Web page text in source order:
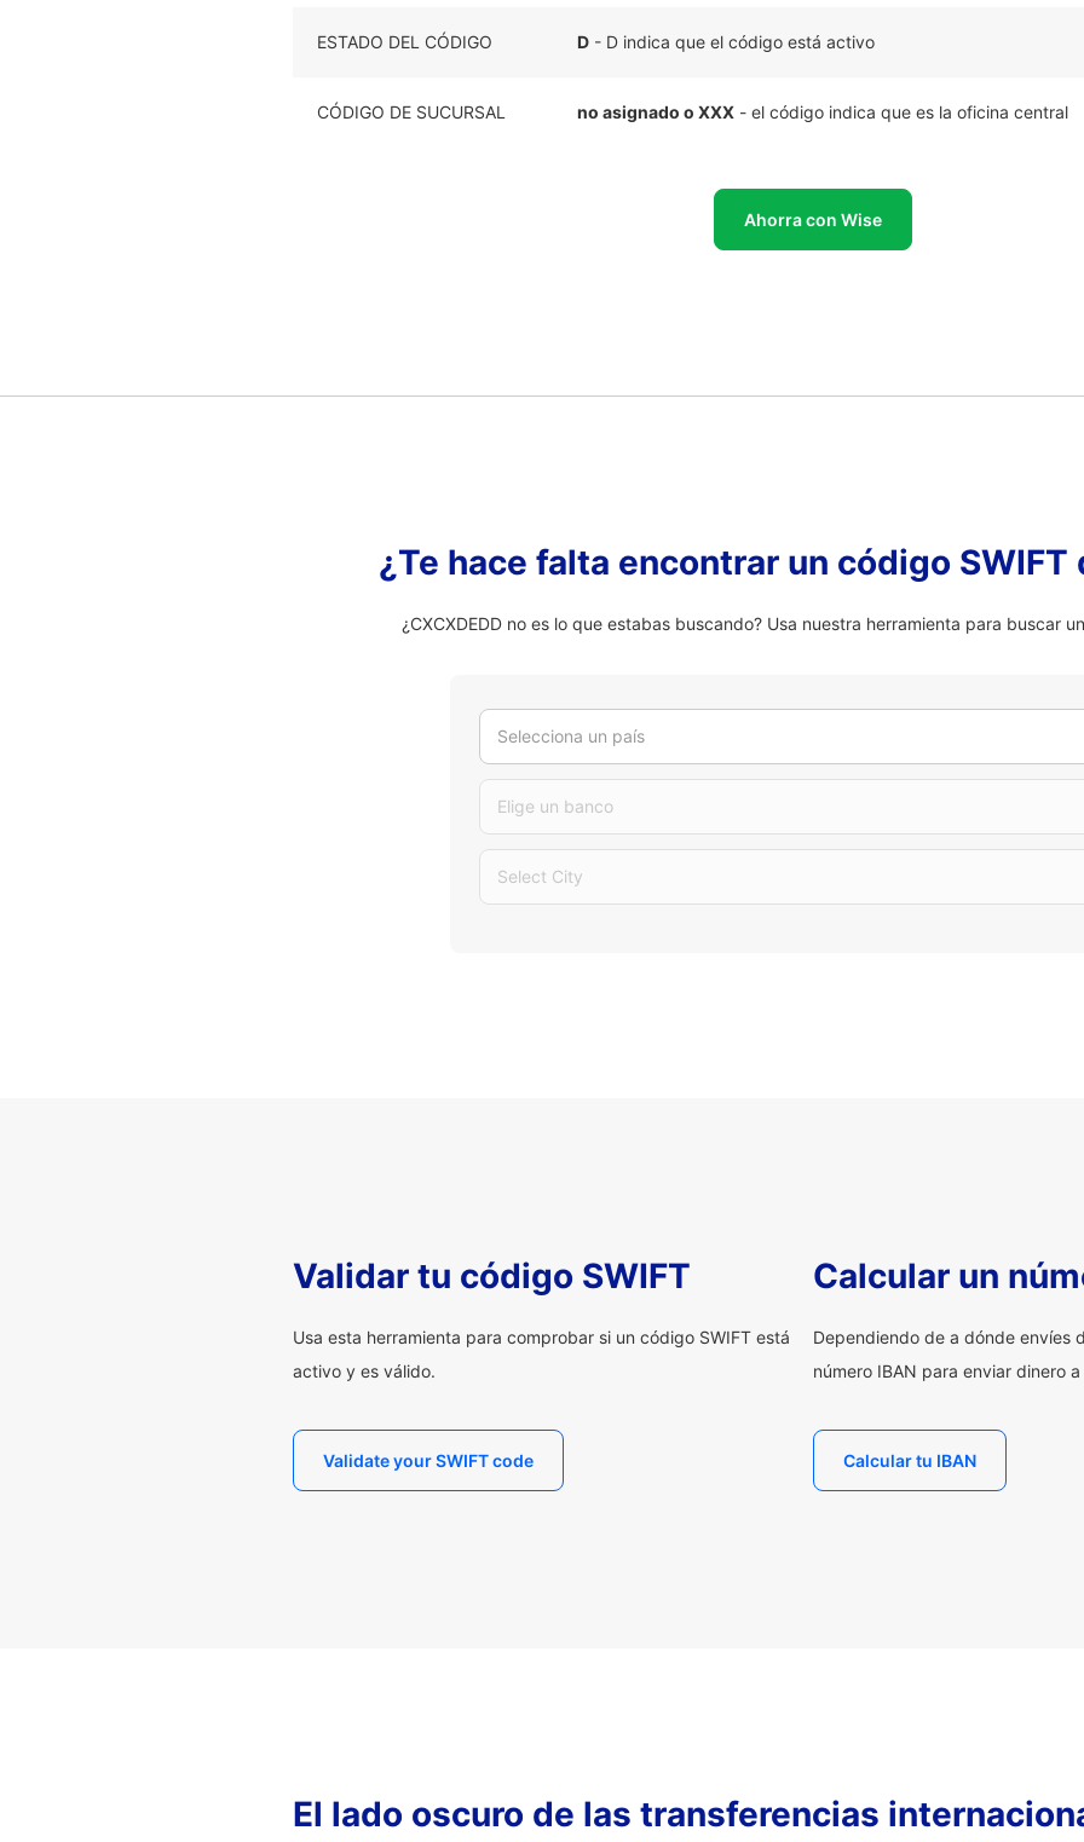
ESTADO DEL CÓDIGO D - D indica que el código está activo
CÓDIGO DE SUCURSAL no asignado o XXX - el código indica que es la oficina central
Ahorra con Wise
¿Te hace falta encontrar un código
¿CXCXDEDD no es lo que estabas buscando? Usa nuestra herramienta para buscar
Selecciona un país
Elige un banco
Select City
Validar tu código SWIFT
Usa esta herramienta para comprobar si un código SWIFT está
activo y es válido.
Validate your SWIFT code
Calcular un
Dependiendo de a dónde envíes
número IBAN para enviar dinero
Calcular tu IBAN
El lado oscuro de las transferencias